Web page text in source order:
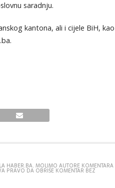
saradnju.
kantona, ali i cijele BiH, kao
HABER.BA. MOLIMO AUTORE KOMENTARA
PRAVO DA OBRIŠE KOMENTAR BEZ